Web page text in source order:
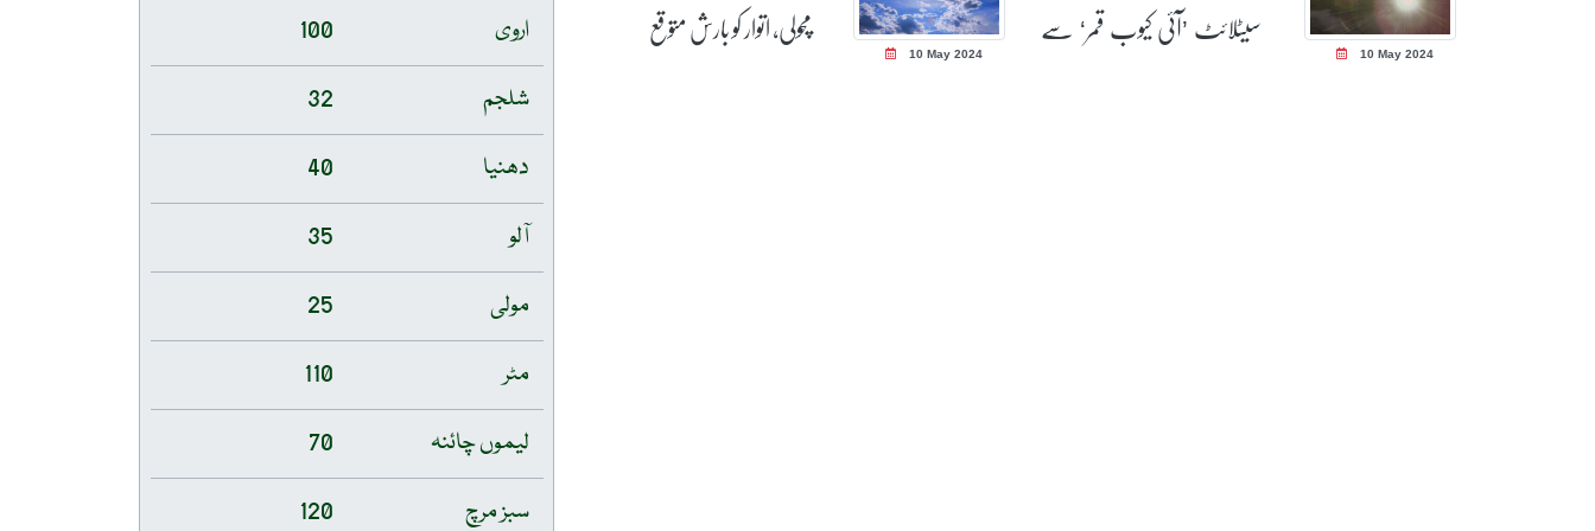
10 May 2024
سیٹلائٹ ’آئی کیوب قمر‘ سے
10 May 2024
مچولی، اتوار کو بارش متوقع
اروی
100
شلجم
32
دھنیا
40
آلو
35
مولی
25
مٹر
110
لیموں چائنہ
70
سبز مرچ
120